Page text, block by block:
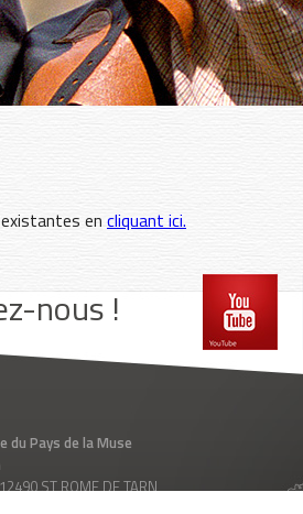
en cliquant ici.
nous !
du Pays de la Muse
ST ROME DE TARN